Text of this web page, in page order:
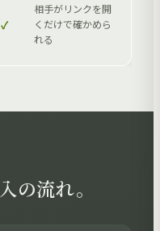
✓
相手がリンクを開
くだけで確かめら
れる
の流れ。